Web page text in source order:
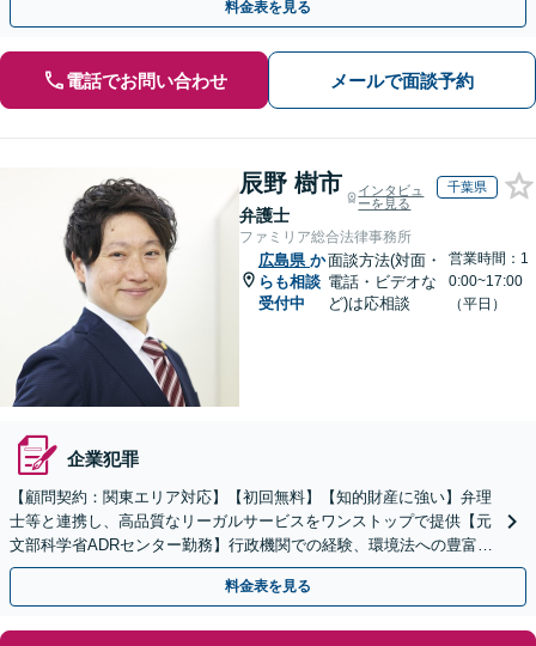
料金表を見る
電話でお問い合わせ メールで面談予約
辰野 樹市
弁護士
インタビュ
ーを見る
千葉県
ファミリア総合法律事務所
広島県 か
らも相談
受付中
面談方法(対面・
電話・ビデオな
ど)は応相談
営業時間：1
0:00~17:00
（平日）
企業犯罪
【顧問契約：関東エリア対応】【初回無料】【知的財産に強い】弁理
士等と連携し、高品質なリーガルサービスをワンストップで提供【元
文部科学省ADRセンター勤務】行政機関での経験、環境法への豊富な
知識を活かし、事業者さまの抱える問題を解決へ導きます
料金表を見る